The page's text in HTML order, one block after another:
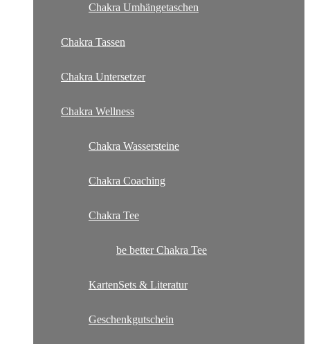
Chakra Umhängetaschen
Chakra Tassen
Chakra Untersetzer
Chakra Wellness
Chakra Wassersteine
Chakra Coaching
Chakra Tee
be better Chakra Tee
KartenSets & Literatur
Geschenkgutschein